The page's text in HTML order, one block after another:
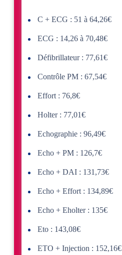
C + ECG : 51 à 64,26€
ECG : 14,26 à 70,48€
Défibrillateur : 77,61€
Contrôle PM : 67,54€
Effort : 76,8€
Holter : 77,01€
Echographie : 96,49€
Echo + PM : 126,7€
Echo + DAI : 131,73€
Echo + Effort : 134,89€
Echo + Eholter : 135€
Eto : 143,08€
ETO + Injection : 152,16€